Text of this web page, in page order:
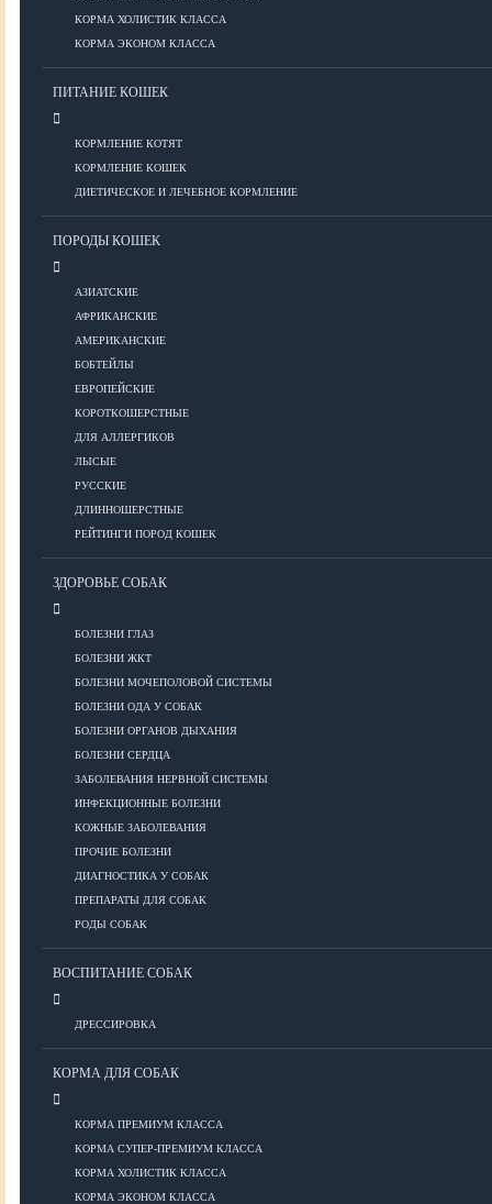
КОРМА ХОЛИСТИК КЛАССА
КОРМА ЭКОНОМ КЛАССА
ПИТАНИЕ КОШЕК
КОРМЛЕНИЕ КОТЯТ
КОРМЛЕНИЕ КОШЕК
ДИЕТИЧЕСКОЕ И ЛЕЧЕБНОЕ КОРМЛЕНИЕ
ПОРОДЫ КОШЕК
АЗИАТСКИЕ
АФРИКАНСКИЕ
АМЕРИКАНСКИЕ
БОБТЕЙЛЫ
ЕВРОПЕЙСКИЕ
КОРОТКОШЕРСТНЫЕ
ДЛЯ АЛЛЕРГИКОВ
ЛЫСЫЕ
РУССКИЕ
ДЛИННОШЕРСТНЫЕ
РЕЙТИНГИ ПОРОД КОШЕК
ЗДОРОВЬЕ СОБАК
БОЛЕЗНИ ГЛАЗ
БОЛЕЗНИ ЖКТ
БОЛЕЗНИ МОЧЕПОЛОВОЙ СИСТЕМЫ
БОЛЕЗНИ ОДА У СОБАК
БОЛЕЗНИ ОРГАНОВ ДЫХАНИЯ
БОЛЕЗНИ СЕРДЦА
ЗАБОЛЕВАНИЯ НЕРВНОЙ СИСТЕМЫ
ИНФЕКЦИОННЫЕ БОЛЕЗНИ
КОЖНЫЕ ЗАБОЛЕВАНИЯ
ПРОЧИЕ БОЛЕЗНИ
ДИАГНОСТИКА У СОБАК
ПРЕПАРАТЫ ДЛЯ СОБАК
РОДЫ СОБАК
ВОСПИТАНИЕ СОБАК
ДРЕССИРОВКА
КОРМА ДЛЯ СОБАК
КОРМА ПРЕМИУМ КЛАССА
КОРМА СУПЕР-ПРЕМИУМ КЛАССА
КОРМА ХОЛИСТИК КЛАССА
КОРМА ЭКОНОМ КЛАССА
Аксессуары для ухода
Гигиена
Уход за шерстью
Корма премиум класса
Корма супер-премиум класса
Корма холистик класса
Корма эконом класса
ПИТАНИЕ
Кормление котят
Кормление кошек
Диетическое и лечебное кормление
ПОРОДЫ
Европейские
Короткошерстные
Для аллергиков
Лысые
Русские
Длинношерстные
Рейтинги пород
ВСЕ О СОБАКАХ
ЗДОРОВЬЕ